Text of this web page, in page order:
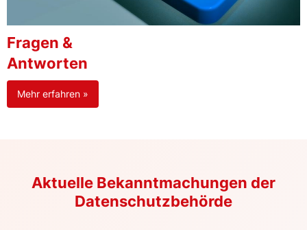
Fragen &
Antworten
Mehr erfahren »
Aktuelle Bekanntmachungen der
Datenschutzbehörde